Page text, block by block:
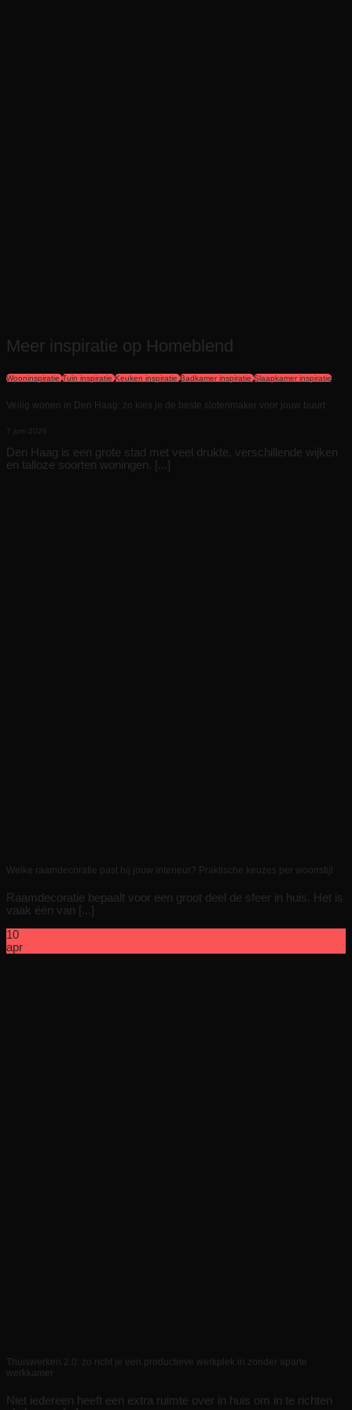
Meer inspiratie op Homeblend
Wooninspiratie Tuin inspiratie Keuken inspiratie Badkamer inspiratie Slaapkamer inspiratie
Veilig wonen in Den Haag: zo kies je de beste slotenmaker voor jouw buurt
7 juni 2026
Den Haag is een grote stad met veel drukte, verschillende wijken
en talloze soorten woningen. [...]
Welke raamdecoratie past bij jouw interieur? Praktische keuzes per woonstijl
Raamdecoratie bepaalt voor een groot deel de sfeer in huis. Het is
vaak één van [...]
10
apr
Thuiswerken 2.0: zo richt je een productieve werkplek in zonder aparte
werkkamer
Niet iedereen heeft een extra ruimte over in huis om in te richten